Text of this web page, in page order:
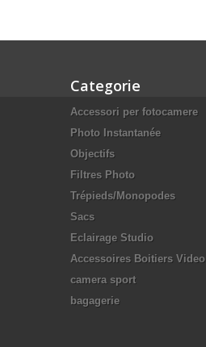
Categorie
Accessori per fotocamere
Photo Instantanée
Objectifs
Filtres Photo
Trépieds/Monopodes
Sacs
Eclairage Studio
Accessoires Boitiers Video
camera sport
bagagerie